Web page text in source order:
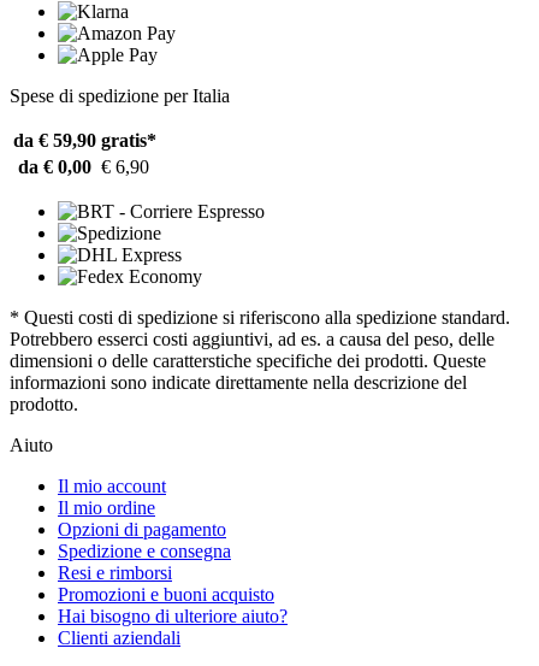
Spese di spedizione per Italia
da € 59,90 gratis*
da € 0,00 € 6,90
* Questi costi di spedizione si riferiscono alla spedizione standard.
Potrebbero esserci costi aggiuntivi, ad es. a causa del peso, delle
dimensioni o delle caratterstiche specifiche dei prodotti. Queste
informazioni sono indicate direttamente nella descrizione del
prodotto.
Aiuto
Il mio account
Il mio ordine
Opzioni di pagamento
Spedizione e consegna
Resi e rimborsi
Promozioni e buoni acquisto
Hai bisogno di ulteriore aiuto?
Clienti aziendali